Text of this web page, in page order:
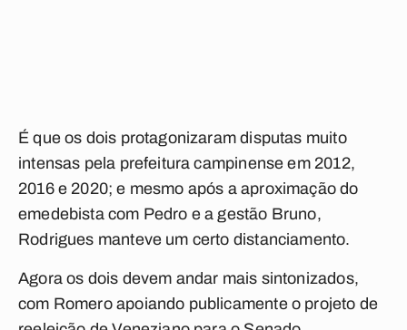
É que os dois protagonizaram disputas muito
intensas pela prefeitura campinense em 2012,
2016 e 2020; e mesmo após a aproximação do
emedebista com Pedro e a gestão Bruno,
Rodrigues manteve um certo distanciamento.
Agora os dois devem andar mais sintonizados,
com Romero apoiando publicamente o projeto de